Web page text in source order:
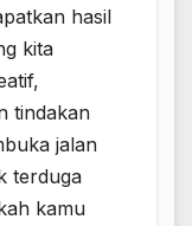
hasil
kita
tindakan
jalan
terduga
kamu